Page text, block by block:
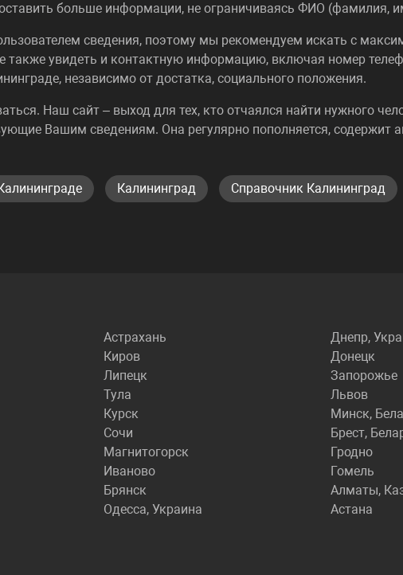
больше информации, не ограничиваясь ФИО (фамилия,
сведения, поэтому мы рекомендуем искать с
также увидеть и контактную информацию, включая номер
независимо от достатка, социального положения.
Наш сайт – выход для тех, кто отчаялся найти нужного
Вашим сведениям. Она регулярно пополняется, содержит
Калининград Справочник Калининград
Астрахань
Киров
Липецк
Тула
Курск
Сочи
Магнитогорск
Иваново
Брянск
Одесса, Украина
Днепр,
Донецк
Запорожье
Львов
Минск,
Брест,
Гродно
Гомель
Алматы,
Астана